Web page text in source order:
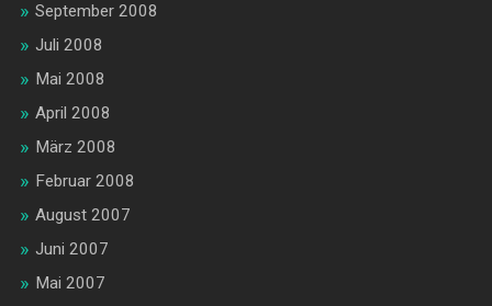
September 2008
Juli 2008
Mai 2008
April 2008
März 2008
Februar 2008
August 2007
Juni 2007
Mai 2007